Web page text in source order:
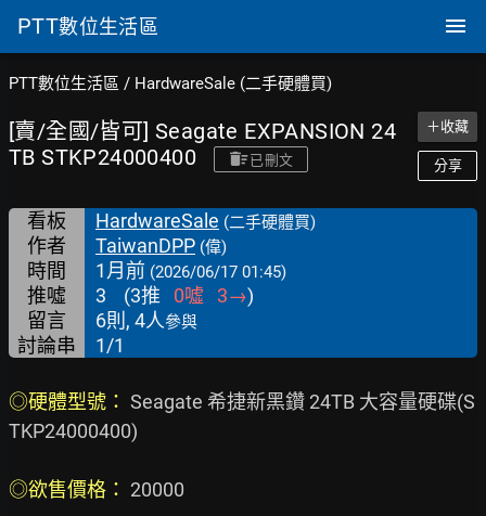
PTT數位生活區
PTT數位生活區 / HardwareSale (二手硬體買)
[賣/全國/皆可] Seagate EXPANSION 24
TB STKP24000400
已刪文
＋收藏
分享
看板 HardwareSale (二手硬體買)
作者 TaiwanDPP (偉)
時間 1月前 (2026/06/17 01:45)
推噓 3 (3推 0噓 3→)
留言
6則, 4人參與
討論串 1/1
◎硬體型號： Seagate 希捷新黑鑽 24TB 大容量硬碟(S
TKP24000400)
◎欲售價格： 20000